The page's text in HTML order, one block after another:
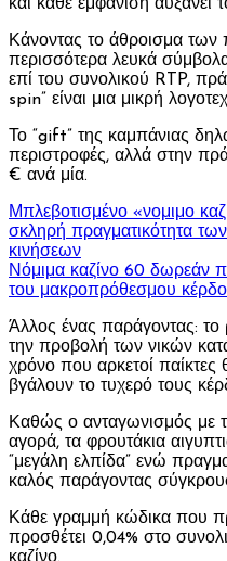
και κάθε εμφάνιση
Κάνοντας το άθροισμα των
περισσότερα λευκά
επί του συνολικού RTP,
spin” είναι μια μικρή
Το “gift” της καμπάνιας
περιστροφές, αλλά στην
€ ανά μία.
Μπλεβοτισμένο «νομιμο
σκληρή πραγματικότητα
κινήσεων
Νόμιμα καζίνο 60 δωρεάν
του μακροπρόθεσμου
Άλλος ένας παράγοντας:
την προβολή των νικών
χρόνο που αρκετοί
βγάλουν το τυχερό τους
Καθώς ο ανταγωνισμός με
αγορά, τα φρουτάκια
“μεγάλη ελπίδα” ενώ
καλός παράγοντας
Κάθε γραμμή κώδικα που
προσθέτει 0,04% στο